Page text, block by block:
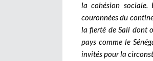
la cohésion sociale.
couronnées du
la fierté de Sall dont
pays comme le
invités pour la